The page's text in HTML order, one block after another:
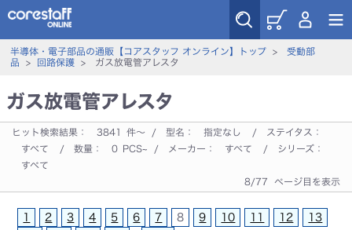
半導体・電子部品の通販【コアスタッフ オンライン】トップ>
受動部
品 > 回路保護> ガス放電管アレスタ
ガス放電管アレスタ
ヒット検索結果： 3841 件～ / 型名： 指定なし
/ ステイタス：
すべて
/ 数量： 0 PCS~ / メーカー： すべて
/ シリーズ：
すべて
8/77 ページ目を表示
1 2 3 4 5 6 7 8 9 10 11 12
13